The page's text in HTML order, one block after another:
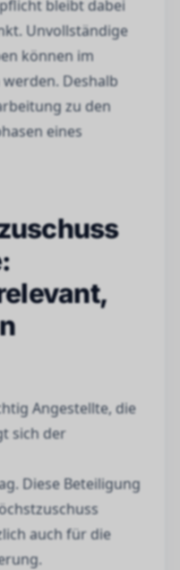
bleibt dabei
Unvollständige
können im
Deshalb
zu den
eines
Angestellte, die
sich der
Diese Beteiligung
auch für die